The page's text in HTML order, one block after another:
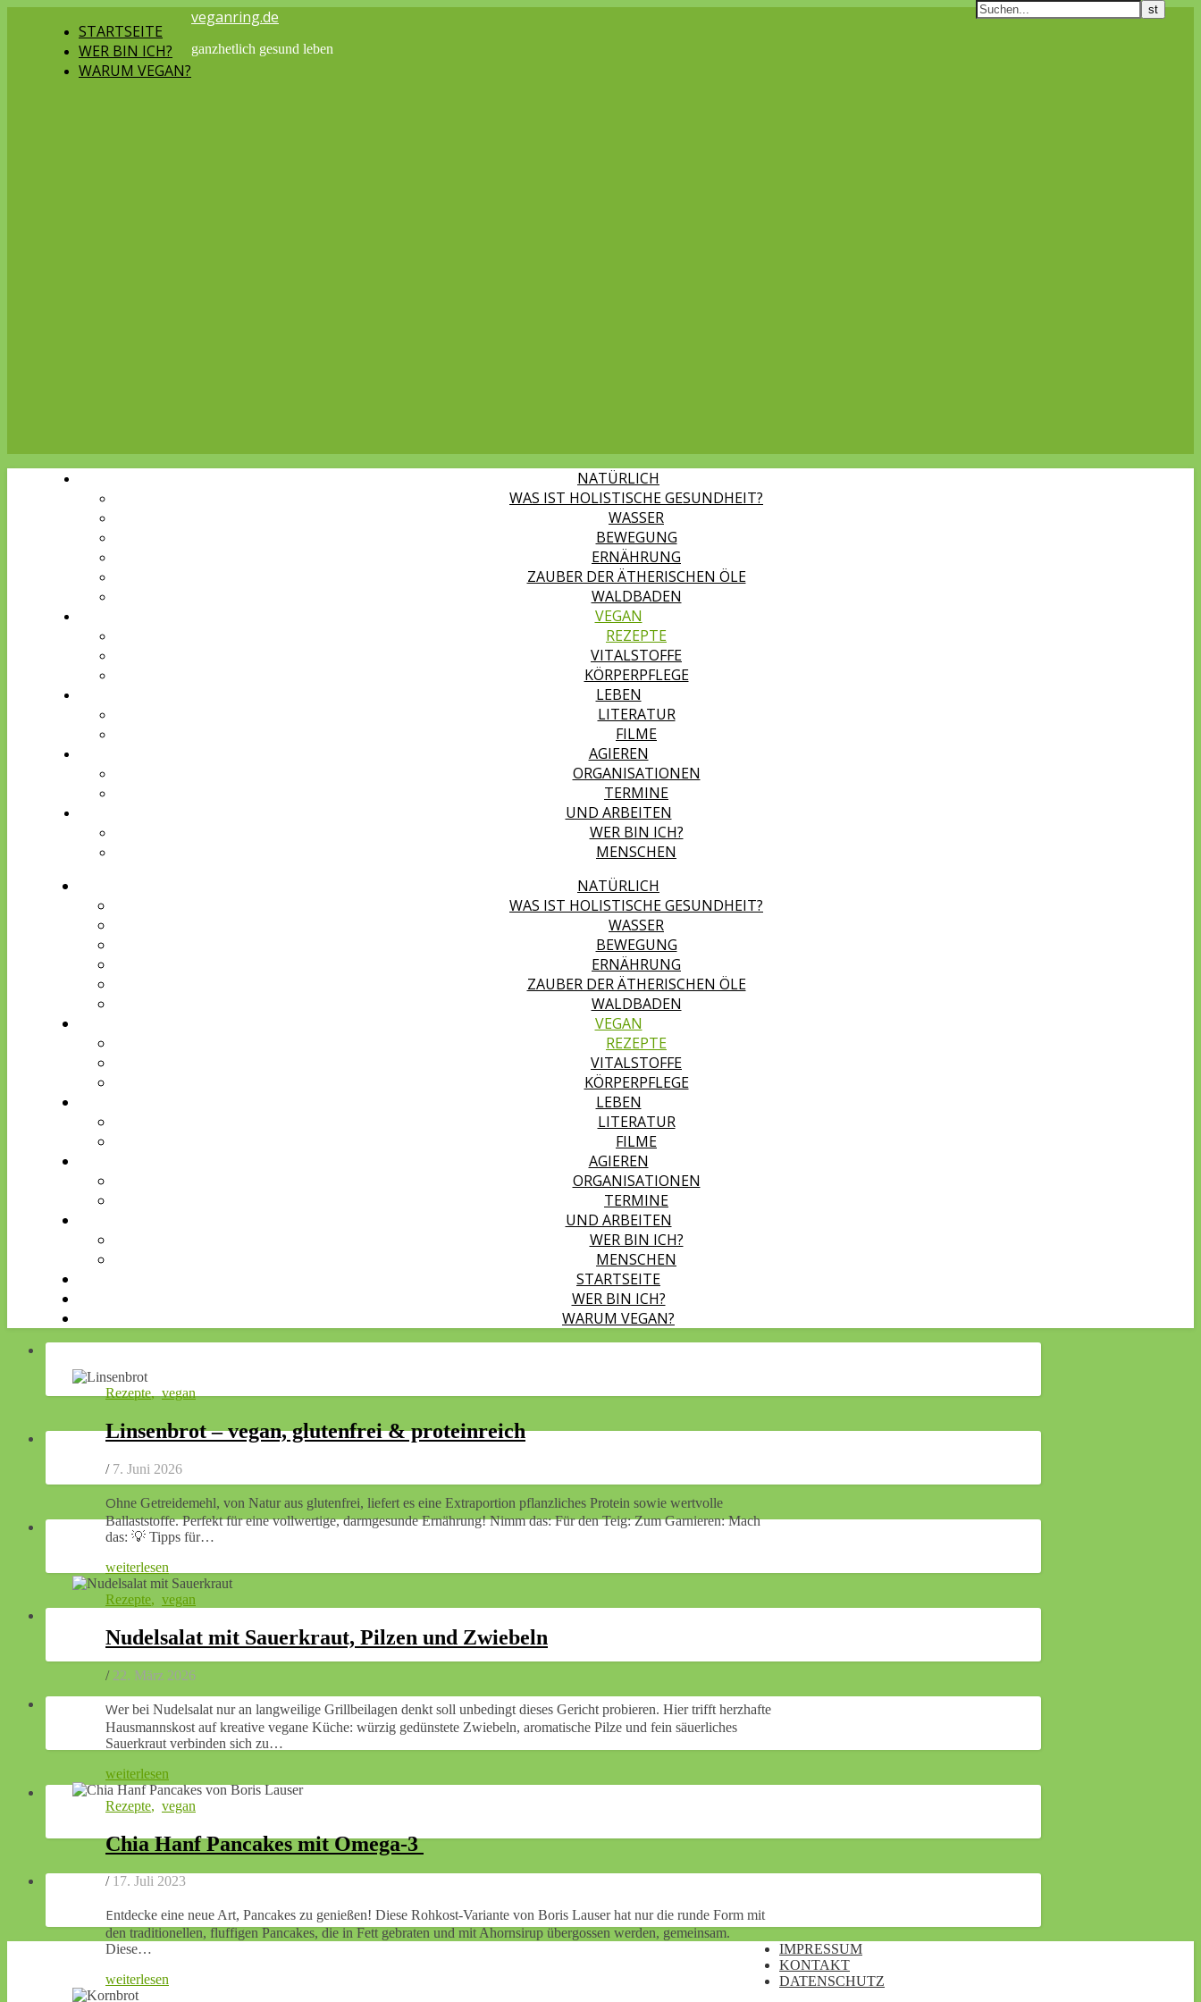
STARTSEITE
WER BIN ICH?
WARUM VEGAN?
veganring.de
ganzhetlich gesund leben
NATÜRLICH
WAS IST HOLISTISCHE GESUNDHEIT?
WASSER
BEWEGUNG
ERNÄHRUNG
ZAUBER DER ÄTHERISCHEN ÖLE
WALDBADEN
VEGAN
REZEPTE
VITALSTOFFE
KÖRPERPFLEGE
LEBEN
LITERATUR
FILME
AGIEREN
ORGANISATIONEN
TERMINE
UND ARBEITEN
WER BIN ICH?
MENSCHEN
NATÜRLICH
WAS IST HOLISTISCHE GESUNDHEIT?
WASSER
BEWEGUNG
ERNÄHRUNG
ZAUBER DER ÄTHERISCHEN ÖLE
WALDBADEN
VEGAN
REZEPTE
VITALSTOFFE
KÖRPERPFLEGE
LEBEN
LITERATUR
FILME
AGIEREN
ORGANISATIONEN
TERMINE
UND ARBEITEN
WER BIN ICH?
MENSCHEN
STARTSEITE
WER BIN ICH?
WARUM VEGAN?
Rezepte,vegan
Linsenbrot – vegan, glutenfrei & proteinreich
/ 7. Juni 2026
Ohne Getreidemehl, von Natur aus glutenfrei, liefert es eine Extraportion pflanzliches Protein sowie wertvolle
Ballaststoffe. Perfekt für eine vollwertige, darmgesunde Ernährung! Nimm das: Für den Teig: Zum Garnieren: Mach
das: 💡 Tipps für…
weiterlesen
Rezepte, vegan
Nudelsalat mit Sauerkraut, Pilzen und Zwiebeln
/ 22. März 2026
Wer bei Nudelsalat nur an langweilige Grillbeilagen denkt soll unbedingt dieses Gericht probieren. Hier trifft herzhafte
Hausmannskost auf kreative vegane Küche: würzig gedünstete Zwiebeln, aromatische Pilze und fein säuerliches
Sauerkraut verbinden sich zu…
weiterlesen
Rezepte, vegan
Chia Hanf Pancakes mit Omega-3
/ 17. Juli 2023
Entdecke eine neue Art, Pancakes zu genießen! Diese Rohkost-Variante von Boris Lauser hat nur die runde Form mit
den traditionellen, fluffigen Pancakes, die in Fett gebraten und mit Ahornsirup übergossen werden, gemeinsam.
Diese…
weiterlesen
IMPRESSUM
KONTAKT
DATENSCHUTZ